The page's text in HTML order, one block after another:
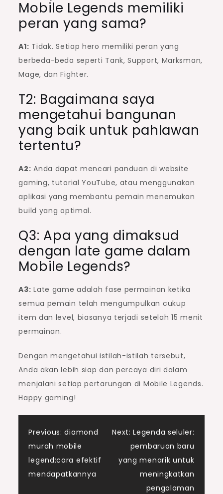
Mobile Legends memiliki
peran yang sama?
A1: Tidak. Setiap hero memiliki peran yang
berbeda-beda seperti Tank, Support, Marksman,
Mage, dan Fighter.
T2: Bagaimana saya
mengetahui bangunan
yang baik untuk pahlawan
tertentu?
A2: Anda dapat mencari panduan di website
gaming, tutorial YouTube, atau menggunakan
aplikasi yang membantu pemain menemukan
build yang optimal.
Q3: Apa yang dimaksud
dengan late game dalam
Mobile Legends?
A3: Late game adalah fase permainan ketika
semua pemain telah mengumpulkan cukup
item dan level, biasanya terjadi setelah 15 menit
permainan.
Dengan mengetahui istilah-istilah tersebut,
Anda akan lebih siap dan percaya diri dalam
menjalani setiap pertarungan di Mobile Legends.
Happy gaming!
Post
navigation
Previous: diamond
murah mobile
legend:cara efektif
mendapatkannya
Next: Legenda seluler:
pembaruan baru
yang menarik untuk
meningkatkan
pengalaman